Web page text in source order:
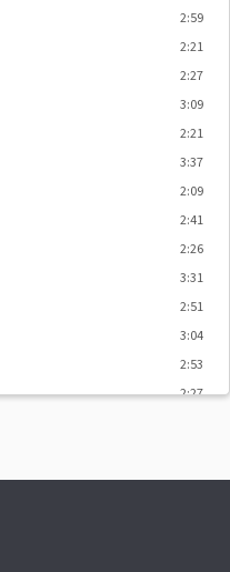
2:59
2:21
2:27
3:09
2:21
3:37
2:09
2:41
2:26
3:31
2:51
3:04
2:53
2:27